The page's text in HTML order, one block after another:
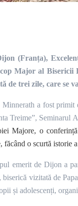
(Franța),
Major al Bisericii
de trei zile, care se
a fost
Treime”,
Majore, o
făcând o scurtă
emerit de Dijon a
vizitată de
și adolescenți,